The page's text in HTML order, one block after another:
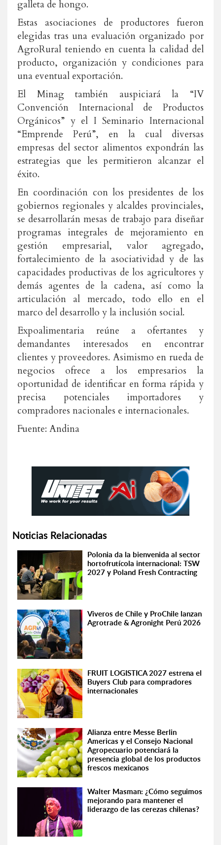
galleta de hongo.
Estas asociaciones de productores fueron
elegidas tras una evaluación organizado por
AgroRural teniendo en cuenta la calidad del
producto, organización y condiciones para
una eventual exportación.
El Minag también auspiciará la “IV
Convención Internacional de Productos
Orgánicos” y el I Seminario Internacional
“Emprende Perú”, en la cual diversas
empresas del sector alimentos expondrán las
estrategias que les permitieron alcanzar el
éxito.
En coordinación con los presidentes de los
gobiernos regionales y alcaldes provinciales,
se desarrollarán mesas de trabajo para diseñar
programas integrales de mejoramiento en
gestión empresarial, valor agregado,
fortalecimiento de la asociatividad y de las
capacidades productivas de los agricultores y
demás agentes de la cadena, así como la
articulación al mercado, todo ello en el
marco del desarrollo y la inclusión social.
Expoalimentaria reúne a ofertantes y
demandantes interesados en encontrar
clientes y proveedores. Asimismo en rueda de
negocios ofrece a los empresarios la
oportunidad de identificar en forma rápida y
precisa potenciales importadores y
compradores nacionales e internacionales.
Fuente: Andina
Noticias Relacionadas
Polonia da la bienvenida al sector
hortofrutícola internacional: TSW
2027 y Poland Fresh Contracting
Viveros de Chile y ProChile lanzan
Agrotrade & Agronight Perú 2026
FRUIT LOGISTICA 2027 estrena el
Buyers Club para compradores
internacionales
Alianza entre Messe Berlin
Americas y el Consejo Nacional
Agropecuario potenciará la
presencia global de los productos
frescos mexicanos
Walter Masman: ¿Cómo seguimos
mejorando para mantener el
liderazgo de las cerezas chilenas?